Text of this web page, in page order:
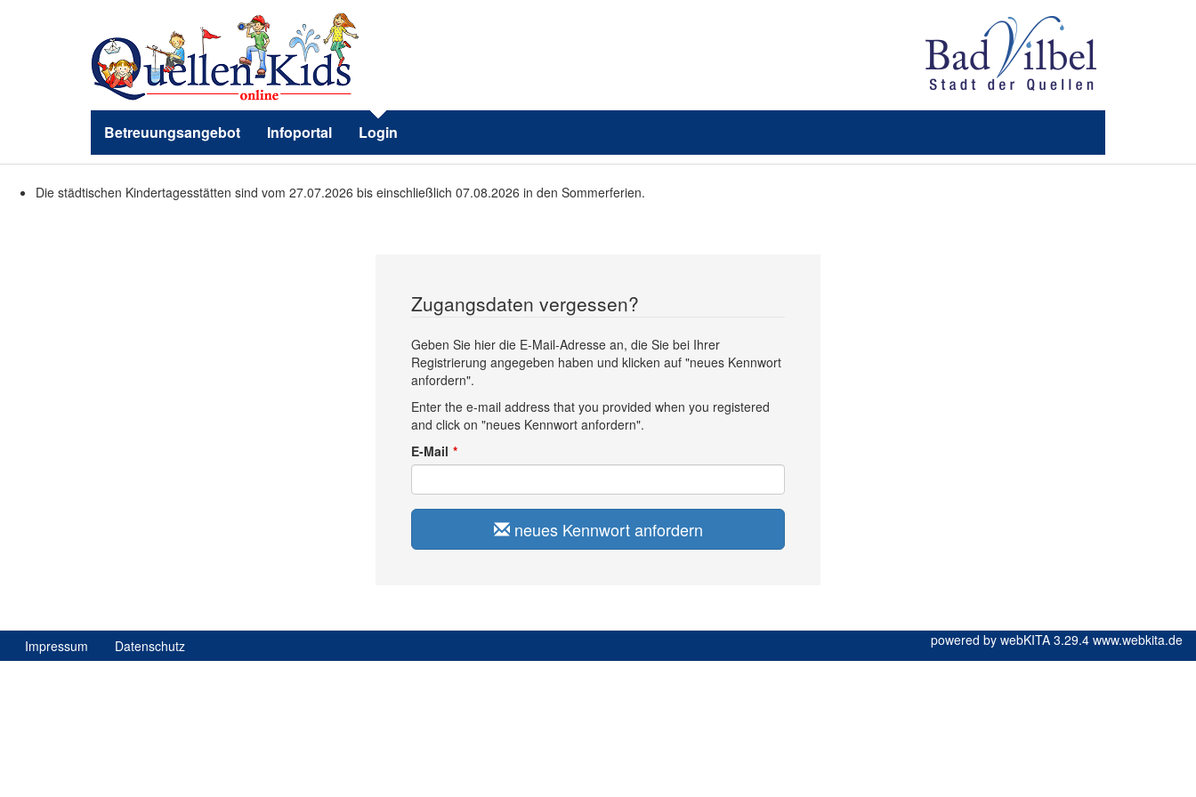
Betreuungsangebot Infoportal Login
Die städtischen Kindertagesstätten sind vom 27.07.2026 bis einschließlich 07.08.2026 in den Sommerferien.
Zugangsdaten vergessen?
Geben Sie hier die E-Mail-Adresse an, die Sie bei Ihrer
Registrierung angegeben haben und klicken auf "neues Kennwort
anfordern".
Enter the e-mail address that you provided when you registered
and click on "neues Kennwort anfordern".
E-Mail
neues Kennwort anfordern
Impressum Datenschutz powered by webKITA 3.29.4 www.webkita.de